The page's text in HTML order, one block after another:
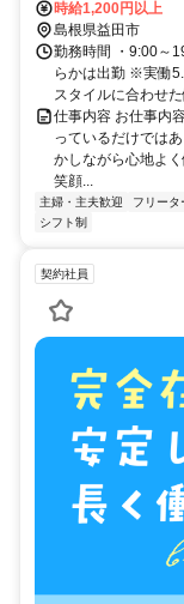
時給1,200円以上
島根県益田市
勤務時間 ・9:00～
らかは出勤 ※実働
スタイルに合わせ
仕事内容 お仕事内
っているだけでは
かしながら心地よ
笑顔...
主婦・主夫歓迎 フリータ
シフト制
契約社員